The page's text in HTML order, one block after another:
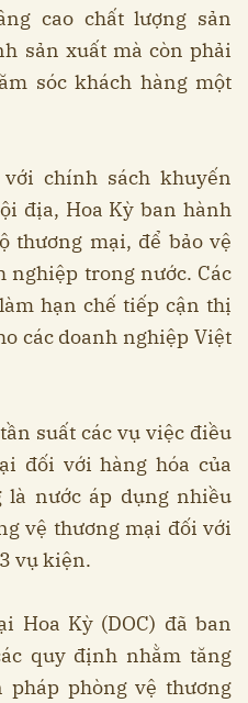
cao chất lượng sản
sản xuất mà còn phải
sóc khách hàng một
chính sách khuyến
địa, Hoa Kỳ ban hành
thương mại, để bảo vệ
nghiệp trong nước. Các
hạn chế tiếp cận thị
các doanh nghiệp Việt
suất các vụ việc điều
đối với hàng hóa của
là nước áp dụng nhiều
vệ thương mại đối với
vụ kiện.
Hoa Kỳ (DOC) đã ban
quy định nhằm tăng
phòng vệ thương